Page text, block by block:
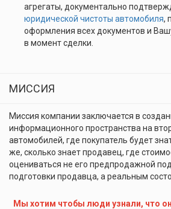
агрегаты, документально
юридической чистоты автомобиля,
оформления всех документов и
в момент сделки.
МИССИЯ
Миссия компании заключается в
информационного пространства на
автомобилей, где покупатель будет
же, сколько знает продавец, где
оцениваться не его предпродажной
подготовки продавца, а реальным
Мы хотим чтобы люди узнали, что